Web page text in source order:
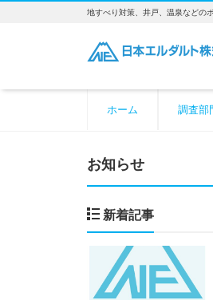
地すべり対策、井戸、温泉などの
ホーム 調査部
お知らせ
新着記事